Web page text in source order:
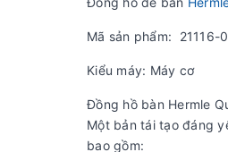
Mã sản phẩm: 21116-
Kiểu máy: Máy cơ
Đồng hồ bàn Hermle
Một bản tái tạo đáng
bao gồm: